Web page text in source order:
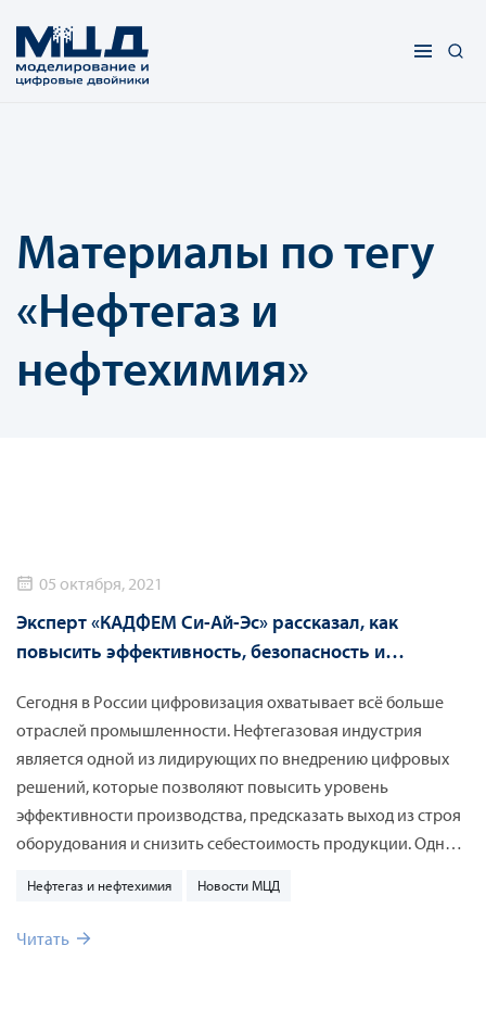
Материалы по тегу
«Нефтегаз и
нефтехимия»
05 октября, 2021
Эксперт «КАДФЕМ Си-Ай-Эс» рассказал, как
повысить эффективность, безопасность и
Сегодня в России цифровизация охватывает всё больше
отраслей промышленности. Нефтегазовая индустрия
является одной из лидирующих по внедрению цифровых
решений, которые позволяют повысить уровень
эффективности производства, предсказать выход из строя
оборудования и снизить себестоимость продукции. Одним
сложные технологические производства в нефтегазовом
секторе, является цифровой двойник, который моделирует
Нефтегаз и нефтехимия Новости МЦД
Читать